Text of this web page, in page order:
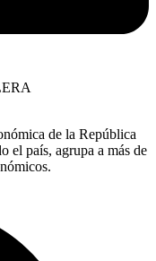
de la República
el país, agrupa a más de